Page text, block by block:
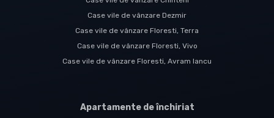
Case vile de vânzare Dezmir
Case vile de vânzare Floresti, Terra
Case vile de vânzare Floresti, Vivo
Case vile de vânzare Floresti, Avram Iancu
Apartamente de închiriat